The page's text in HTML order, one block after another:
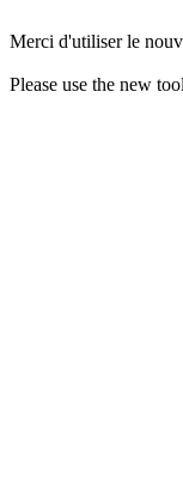
Merci d'utiliser le
Please use the new